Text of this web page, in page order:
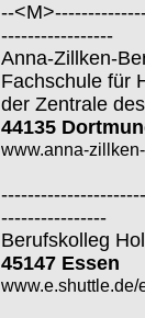
--
-----------------
Anna-Zillken-
Fachschule für
der Zentrale
44135
www.anna-
----------------
Berufskolleg
45147 Essen
www.e.shuttle.de/